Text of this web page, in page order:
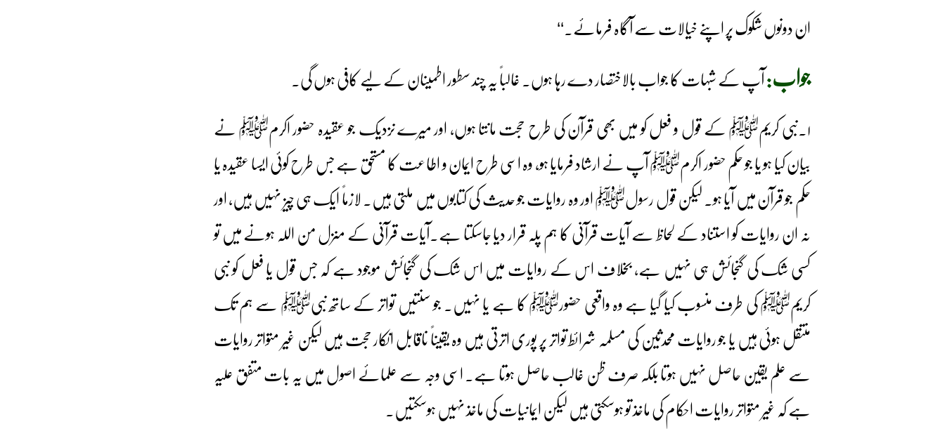
ان دونوں شکوک پر اپنے خیالات سے آگاہ فرمائے۔‘‘
جواب:آپ کے شبہات کا جواب بالاختصار دے رہا ہوں۔ غالباً یہ چند سطور اطمینان کے لیے کافی ہوں گی۔
۱۔نبی کریمﷺ کے قول و فعل کو میں بھی قرآن کی طرح حجت مانتا ہوں، اور میرے نزدیک جو عقیدہ حضور اکرمﷺ نے
بیان کیا ہو یا جو حکم حضور اکرمﷺ آپ نے ارشاد فرمایا ہو، وہ اسی طرح ایمان و اطاعت کا مستحق ہے جس طرح کوئی ایسا عقیدہ یا
حکم جو قرآن میں آیا ہو۔ لیکن قول رسولﷺ اور وہ روایات جو حدیث کی کتابوں میں ملتی ہیں۔ لازماً ایک ہی چیز نہیں ہیں، اور
نہ ان روایات کو استناد کے لحاظ سے آیات قرآنی کا ہم پلہ قرار دیا جاسکتا ہے۔آیات قرآنی کے منزل من اللہ ہونے میں تو
کسی شک کی گنجائش ہی نہیں ہے، بخلاف اس کے روایات میں اس شک کی گنجائش موجود ہے کہ جس قول یا فعل کو نبی
کریمﷺ کی طرف منسوب کیا گیا ہے وہ واقعی حضورﷺ کا ہے یا نہیں۔ جو سنتیں تواتر کے ساتھ نبیﷺ سے ہم تک
منتقل ہوئی ہیں یا جو روایات محدثین کی مسلمہ شرائط تواتر پر پوری اترتی ہیں وہ یقیناً ناقابل انکار حجت ہیں لیکن غیر متواتر روایات
سے علم یقین حاصل نہیں ہوتا بلکہ صرف ظن غالب حاصل ہوتا ہے۔ اسی وجہ سے علمائے اصول میں یہ بات متفق علیہ
ہے کہ غیر متواتر روایات احکام کی ماخذ تو ہوسکتی ہیں لیکن ایمانیات کی ماخذ نہیں ہوسکتیں۔